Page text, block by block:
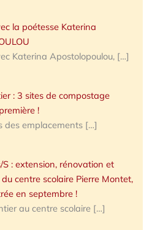
la poétesse Katerina
Katerina Apostolopoulou, […]
: 3 sites de compostage
!
des emplacements […]
: extension, rénovation et
centre scolaire Pierre Montet,
en septembre !
au centre scolaire […]